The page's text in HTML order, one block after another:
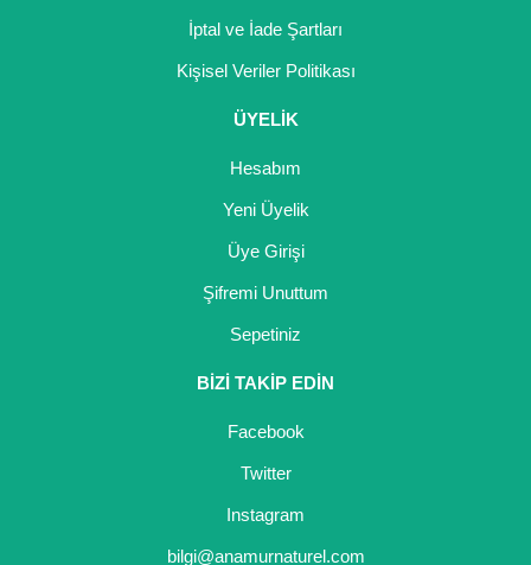
İptal ve İade Şartları
Kişisel Veriler Politikası
ÜYELİK
Hesabım
Yeni Üyelik
Üye Girişi
Şifremi Unuttum
Sepetiniz
BİZİ TAKİP EDİN
Facebook
Twitter
Instagram
bilgi@anamurnaturel.com